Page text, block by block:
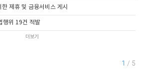
제휴 및 금융서비스 게시
행위 19건 적발
더보기
1 / 5